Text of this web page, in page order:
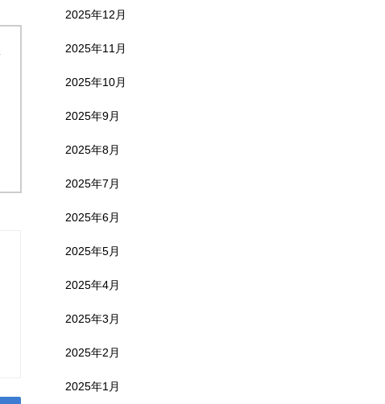
2025年12月
2025年11月
2025年10月
2025年9月
2025年8月
2025年7月
2025年6月
2025年5月
2025年4月
2025年3月
2025年2月
2025年1月